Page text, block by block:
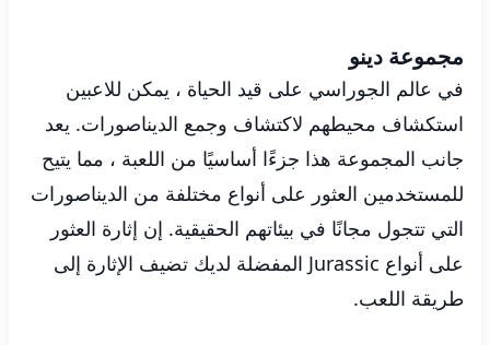
مجموعة دينو
في عالم الجوراسي على قيد الحياة ، يمكن للاعبين
استكشاف محيطهم لاكتشاف وجمع الديناصورات. يعد
جانب المجموعة هذا جزءًا أساسيًا من اللعبة ، مما يتيح
للمستخدمين العثور على أنواع مختلفة من الديناصورات
التي تتجول مجانًا في بيئاتهم الحقيقية. إن إثارة العثور
على أنواع Jurassic المفضلة لديك تضيف الإثارة إلى
طريقة اللعب.